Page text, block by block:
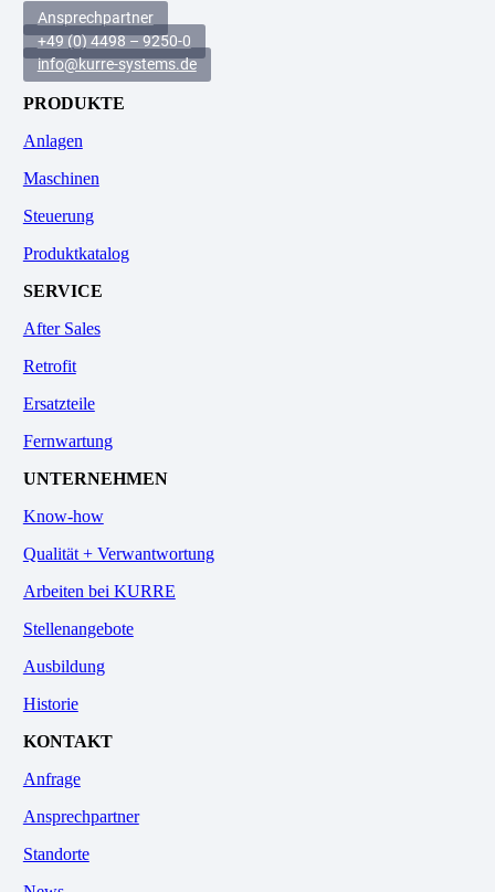
Ansprechpartner
+49 (0) 4498 – 9250-0
info@kurre-systems.de
PRODUKTE
Anlagen
Maschinen
Steuerung
Produktkatalog
SERVICE
After Sales
Retrofit
Ersatzteile
Fernwartung
UNTERNEHMEN
Know-how
Qualität + Verwantwortung
Arbeiten bei KURRE
Stellenangebote
Ausbildung
Historie
KONTAKT
Anfrage
Ansprechpartner
Standorte